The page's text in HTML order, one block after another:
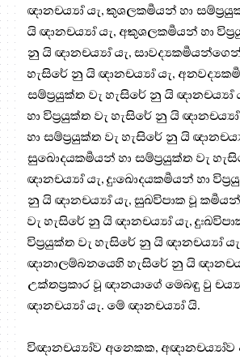
ඥානචර්‍ය්‍යා යැ, කුශලකර්‍මයන් හා
යි ඥානචර්‍ය්‍යා යැ, අකුශලකර්‍මයන් හා
නු යි ඥානචර්‍ය්‍යා යැ,
හැසිරේ නු යි ඥානචර්‍ය්‍යා යැ,
සම්ප්‍රයුක්ත වැ හැසිරේ නු යි
හා විප්‍රයුක්ත වැ හැසිරේ නු යි
හා සම්ප්‍රයුක්ත වැ හැසිරේ නු යි
සුඛොදයකර්‍මයන් හා සම්ප්‍රයුක්ත වැ
ඥානචර්‍ය්‍යා යැ, දුඃඛොදයකර්‍මයන් හා
නු යි ඥානචර්‍ය්‍යා යැ, සුඛවිපාක වූ
වැ හැසිරේ නු යි ඥානචර්‍ය්‍යා යැ,
විප්‍රයුක්ත වැ හැසිරේ නු යි ඥානචර්‍ය්‍යා
ඥානාලම්බනයෙහි හැසිරේ නු යි
උක්තප්‍රකාර වූ ඥානයාගේ මෙබඳු වු
ඥානචර්‍ය්‍යා යැ. මේ ඥානචර්‍ය්‍යා යි.
විඥානචර්‍ය්‍යාව අනෙකක,